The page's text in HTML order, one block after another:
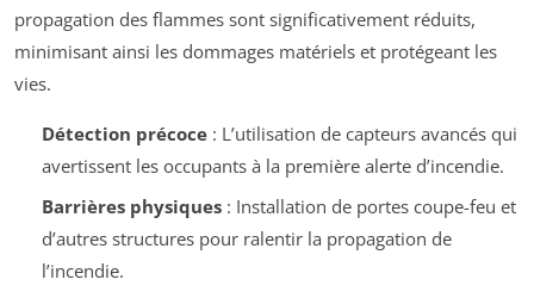
propagation des flammes sont significativement réduits,
minimisant ainsi les dommages matériels et protégeant les
vies.
Détection précoce: L’utilisation de capteurs avancés qui
avertissent les occupants à la première alerte d’incendie.
Barrières physiques: Installation de portes coupe-feu et
d’autres structures pour ralentir la propagation de
l’incendie.